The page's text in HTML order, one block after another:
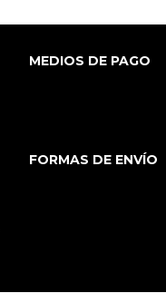
MEDIOS DE PAGO
FORMAS DE ENVÍO